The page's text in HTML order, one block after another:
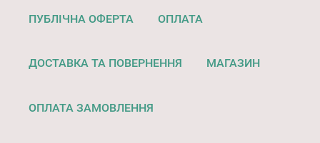
ПУБЛІЧНА ОФЕРТА ОПЛАТА
ДОСТАВКА ТА ПОВЕРНЕННЯ МАГАЗИН
ОПЛАТА ЗАМОВЛЕННЯ